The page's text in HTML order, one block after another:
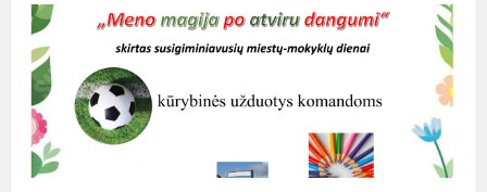
Kvietimas
Meno
magija
po
atviru
dangumi